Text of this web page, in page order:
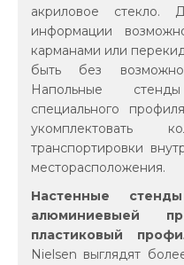
акриловое стекло.
информации
карманами или
быть без
Напольные
специального
укомплектовать
транспортировки
месторасположения.
Настенные
алюминиевыей
пластиковый
Nielsen выглядят